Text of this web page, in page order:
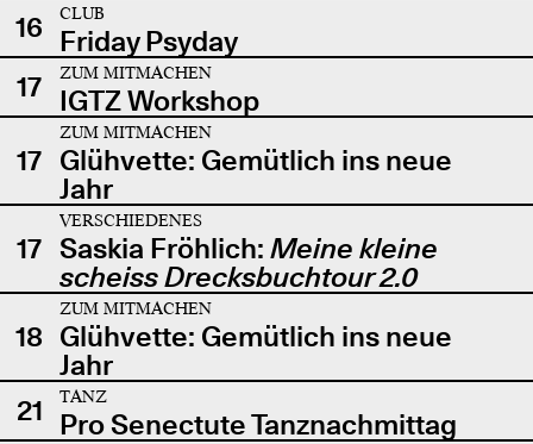
16
CLUB
Friday Psyday
17
ZUM MITMACHEN
IGTZ Workshop
17
ZUM MITMACHEN
Glühvette: Gemütlich ins neue
Jahr
17
VERSCHIEDENES
Saskia Fröhlich: Meine kleine
scheiss Drecksbuchtour 2.0
18
ZUM MITMACHEN
Glühvette: Gemütlich ins neue
Jahr
21
TANZ
Pro Senectute Tanznachmittag